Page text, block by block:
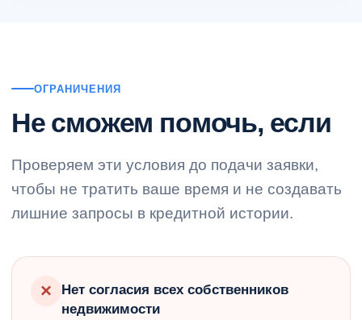
ОГРАНИЧЕНИЯ
Не сможем помочь, если
Проверяем эти условия до подачи заявки,
чтобы не тратить ваше время и не создавать
лишние запросы в кредитной истории.
×
Нет согласия всех собственников
недвижимости